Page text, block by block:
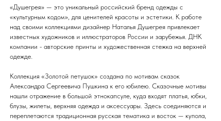
«Душегрея» — это уникальный российский бренд одежды с
«культурным кодом», для ценителей красоты и эстетики. К работе
над своими коллекциями дизайнер Наталья Душегрея привлекает
известных художников и иллюстраторов России и зарубежья. ДНК
компании - авторские принты и художественная стежка на верхней
одежде.
Коллекция «Золотой петушок» создана по мотивам сказок
Александра Сергеевича Пушкина к его юбилею. Сказочные мотивы
нашли отражение в большой этнокапсуле, куда входят платья, юбки,
блузы, жилеты, верхняя одежда и аксессуары. Здесь соединяются и
переплетаются традиционная русская тематика и восток — купола,